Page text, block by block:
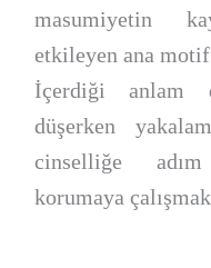
masumiyetin
etkileyen ana
İçerdiği anlam
düşerken
cinselliğe
korumaya